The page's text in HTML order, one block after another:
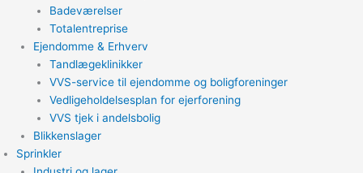
Badeværelser
Totalentreprise
Ejendomme & Erhverv
Tandlægeklinikker
VVS-service til ejendomme og boligforeninger
Vedligeholdelsesplan for ejerforening
VVS tjek i andelsbolig
Blikkenslager
Sprinkler